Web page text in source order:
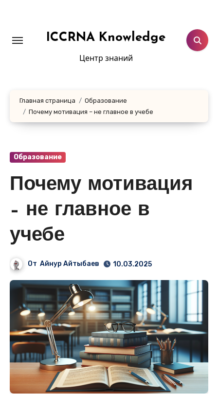
содержаниюICCRNA Knowledge
Центр знаний
Главная страница
Образование
Почему мотивация – не главное в учебе
Образование
Почему мотивация
– не главное в
учебе
От Айнур Айтыбаев 10.03.2025